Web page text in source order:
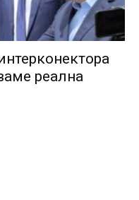
реална